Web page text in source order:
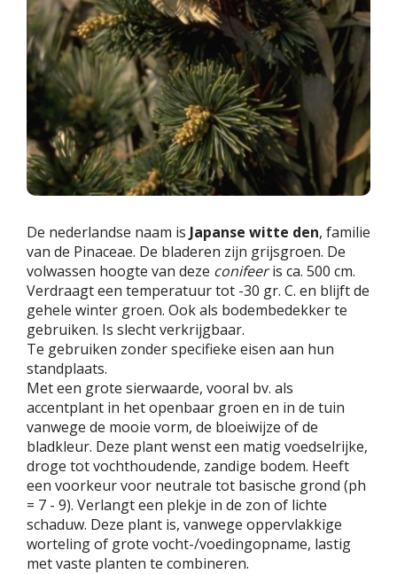
De nederlandse naam is Japanse witte den, familie
van de Pinaceae. De bladeren zijn grijsgroen. De
volwassen hoogte van deze conifeeris ca. 500 cm.
Verdraagt een temperatuur tot -30 gr. C. en blijft de
gehele winter groen. Ook als bodembedekker te
gebruiken. Is slecht verkrijgbaar.
Te gebruiken zonder specifieke eisen aan hun
standplaats.
Met een grote sierwaarde, vooral bv. als
accentplant in het openbaar groen en in de tuin
vanwege de mooie vorm, de bloeiwijze of de
bladkleur. Deze plant wenst een matig voedselrijke,
droge tot vochthoudende, zandige bodem. Heeft
een voorkeur voor neutrale tot basische grond (ph
= 7 - 9). Verlangt een plekje in de zon of lichte
schaduw. Deze plant is, vanwege oppervlakkige
worteling of grote vocht-/voedingopname, lastig
met vaste planten te combineren.